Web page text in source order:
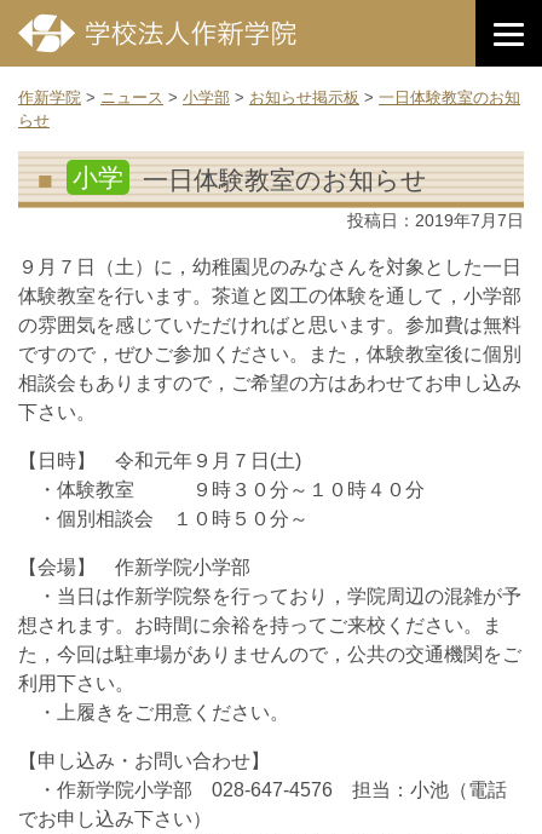
作新学院 > ニュース > 小学部 > お知らせ掲示板 > 一日体験教室のお知
らせ
小学 一日体験教室のお知らせ
投稿日： 2019年7月7日
９月７日（土）に，幼稚園児のみなさんを対象とした一日
体験教室を行います。茶道と図工の体験を通して，小学部
の雰囲気を感じていただければと思います。参加費は無料
ですので，ぜひご参加ください。また，体験教室後に個別
相談会もありますので，ご希望の方はあわせてお申し込み
下さい。
【日時】 令和元年９月７日(土)
・体験教室 ９時３０分～１０時４０分
・個別相談会 １０時５０分～
【会場】 作新学院小学部
・当日は作新学院祭を行っており，学院周辺の混雑が予
想されます。お時間に余裕を持ってご来校ください。ま
た，今回は駐車場がありませんので，公共の交通機関をご
利用下さい。
・上履きをご用意ください。
【申し込み・お問い合わせ】
・作新学院小学部 028-647-4576 担当：小池（電話
でお申し込み下さい）